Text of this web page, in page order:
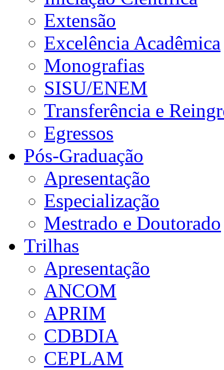
Extensão
Excelência Acadêmica
Monografias
SISU/ENEM
Transferência e
Egressos
Pós-Graduação
Apresentação
Especialização
Mestrado e Doutorado
Trilhas
Apresentação
ANCOM
APRIM
CDBDIA
CEPLAM